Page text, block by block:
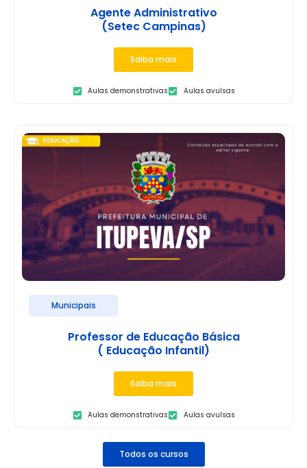
Agente Administrativo
(Setec Campinas)
Saiba mais
Aulas demonstrativas Aulas avulsas
Municipais
Professor de Educação Básica
( Educação Infantil)
Saiba mais
Aulas demonstrativas Aulas avulsas
Todos os cursos